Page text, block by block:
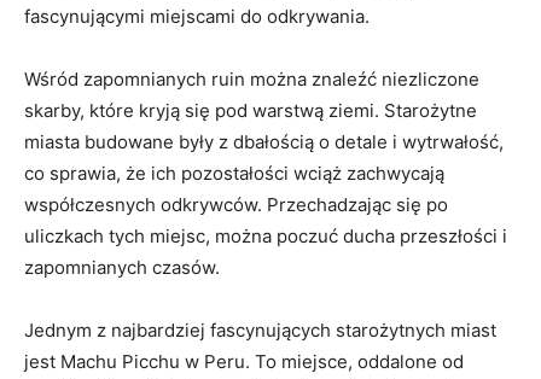
fascynującymi miejscami do⁢ odkrywania.
Wśród zapomnianych ruin można‌ znaleźć niezliczone
skarby, które kryją się pod warstwą ziemi. Starożytne​
miasta budowane ‌były z dbałością o detale i wytrwałość,
co sprawia,‍ że ich pozostałości wciąż⁢ zachwycają
‌współczesnych odkrywców.⁤ Przechadzając ⁤się ⁢po
⁣uliczkach tych miejsc, można poczuć ducha przeszłości i
zapomnianych⁤ czasów.
Jednym z najbardziej fascynujących starożytnych miast
jest Machu Picchu ‌w Peru. To miejsce, oddalone ‌od